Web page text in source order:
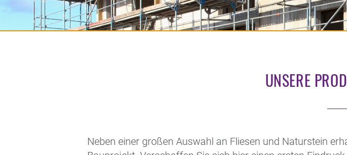
UNSERE
Neben einer großen Auswahl an Fliesen und Naturstein